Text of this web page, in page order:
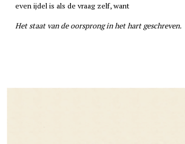
even ijdel is als de vraag zelf, want
Het staat van de oorsprong in het hart geschreven.